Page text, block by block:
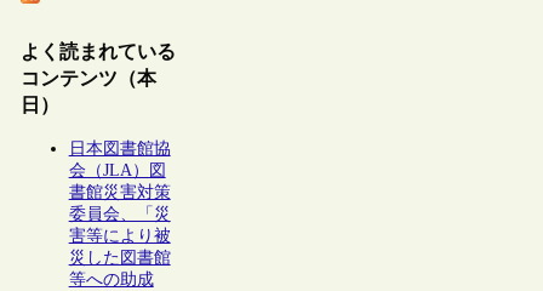
よく読まれている
コンテンツ（本
日）
日本図書館協
会（JLA）図
書館災害対策
委員会、「災
害等により被
災した図書館
等への助成